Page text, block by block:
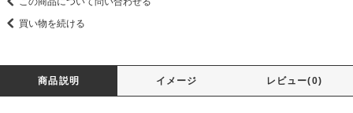
買い物を続ける
商品説明 イメージ レビュー(0)